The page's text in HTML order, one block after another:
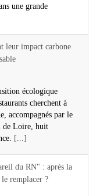
une grande
leur impact carbone
écologique
cherchent à
accompagnés par le
de Loire, huit
[...]
du RN" : après la
remplacer ?